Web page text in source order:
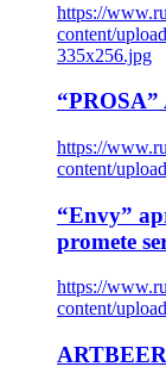
https://
content/
335x256.jpg
https://
content/
“Envy”
promete
https://
content/